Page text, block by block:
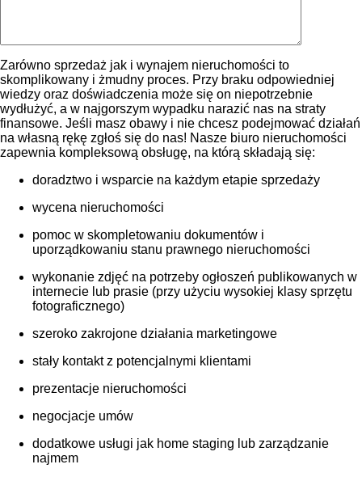
Zarówno sprzedaż jak i wynajem nieruchomości to
skomplikowany i żmudny proces. Przy braku odpowiedniej
wiedzy oraz doświadczenia może się on niepotrzebnie
wydłużyć, a w najgorszym wypadku narazić nas na straty
finansowe. Jeśli masz obawy i nie chcesz podejmować działań
na własną rękę zgłoś się do nas! Nasze biuro nieruchomości
zapewnia kompleksową obsługę, na którą składają się:
doradztwo i wsparcie na każdym etapie sprzedaży
wycena nieruchomości
pomoc w skompletowaniu dokumentów i
uporządkowaniu stanu prawnego nieruchomości
wykonanie zdjęć na potrzeby ogłoszeń publikowanych w
internecie lub prasie (przy użyciu wysokiej klasy sprzętu
fotograficznego)
szeroko zakrojone działania marketingowe
stały kontakt z potencjalnymi klientami
prezentacje nieruchomości
negocjacje umów
dodatkowe usługi jak home staging lub zarządzanie
najmem